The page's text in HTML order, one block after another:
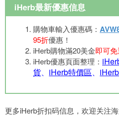
iHerb最新優惠信息
購物車輸入優惠碼：
95折優惠！
iHerb購物滿20美金即可
iHerb優惠頁面整理：
貨、 iHerb特價區、
更多iHerb折扣码信息，欢迎关注海